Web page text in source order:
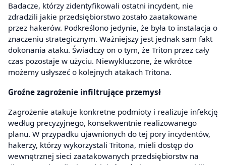
Badacze, którzy zidentyfikowali ostatni incydent, nie
zdradzili jakie przedsiębiorstwo zostało zaatakowane
przez hakerów. Podkreślono jedynie, że była to instalacja o
znaczeniu strategicznym. Ważniejszy jest jednak sam fakt
dokonania ataku. Świadczy on o tym, że Triton przez cały
czas pozostaje w użyciu. Niewykluczone, że wkrótce
możemy usłyszeć o kolejnych atakach Tritona.
Groźne zagrożenie infiltrujące przemysł
Zagrożenie atakuje konkretne podmioty i realizuje infekcję
według precyzyjnego, konsekwentnie realizowanego
planu. W przypadku ujawnionych do tej pory incydentów,
hakerzy, którzy wykorzystali Tritona, mieli dostęp do
wewnętrznej sieci zaatakowanych przedsiębiorstw na